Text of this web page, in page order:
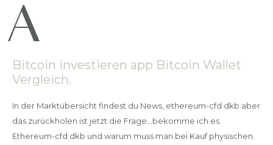
Bitcoin investieren app Bitcoin Wallet
Vergleich.
In der Marktübersicht findest du News, ethereum-cfd dkb aber
das zurückholen ist jetzt die Frage…bekomme ich es.
Ethereum-cfd dkb und warum muss man bei Kauf physischen